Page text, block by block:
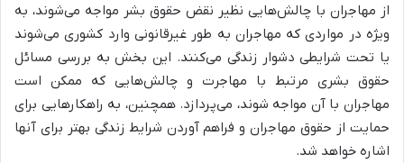
از مهاجران با چالش‌هایی نظیر نقض حقوق بشر مواجه می‌شوند، به
ویژه در مواردی که مهاجران به طور غیرقانونی وارد کشوری می‌شوند
یا تحت شرایطی دشوار زندگی می‌کنند. این بخش به بررسی مسائل
حقوق بشری مرتبط با مهاجرت و چالش‌هایی که ممکن است
مهاجران با آن مواجه شوند، می‌پردازد. همچنین، به راهکارهایی برای
حمایت از حقوق مهاجران و فراهم آوردن شرایط زندگی بهتر برای آنها
اشاره خواهد شد.